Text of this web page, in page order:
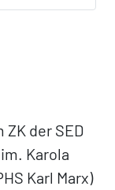
der SED
Karola
Karl Marx)